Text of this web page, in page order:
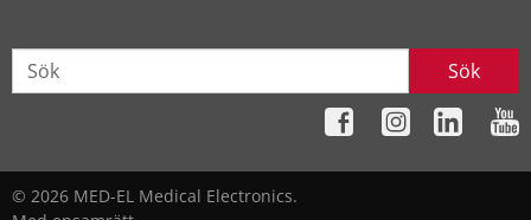
Sök
© 2026 MED-EL Medical Electronics.